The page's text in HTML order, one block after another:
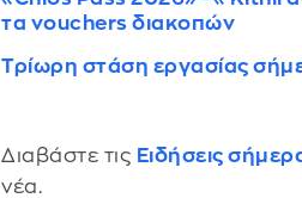
τα vouchers διακοπών
Τρίωρη στάση εργασίας
Διαβάστε τις Ειδήσεις
νέα.